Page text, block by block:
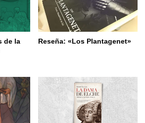
de la
Reseña: «Los Plantagenet»